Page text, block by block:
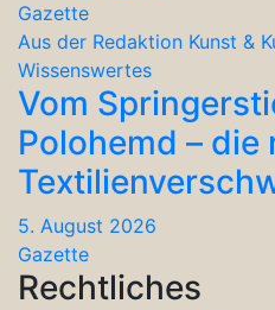
Gazette
Aus der Redaktion Kunst &
Wissenswertes
Vom
Polohemd – die
5. August 2026
Gazette
Rechtliches